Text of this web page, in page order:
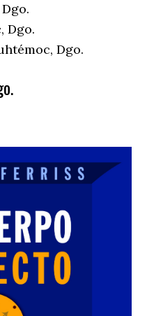
Dgo.
Dgo.